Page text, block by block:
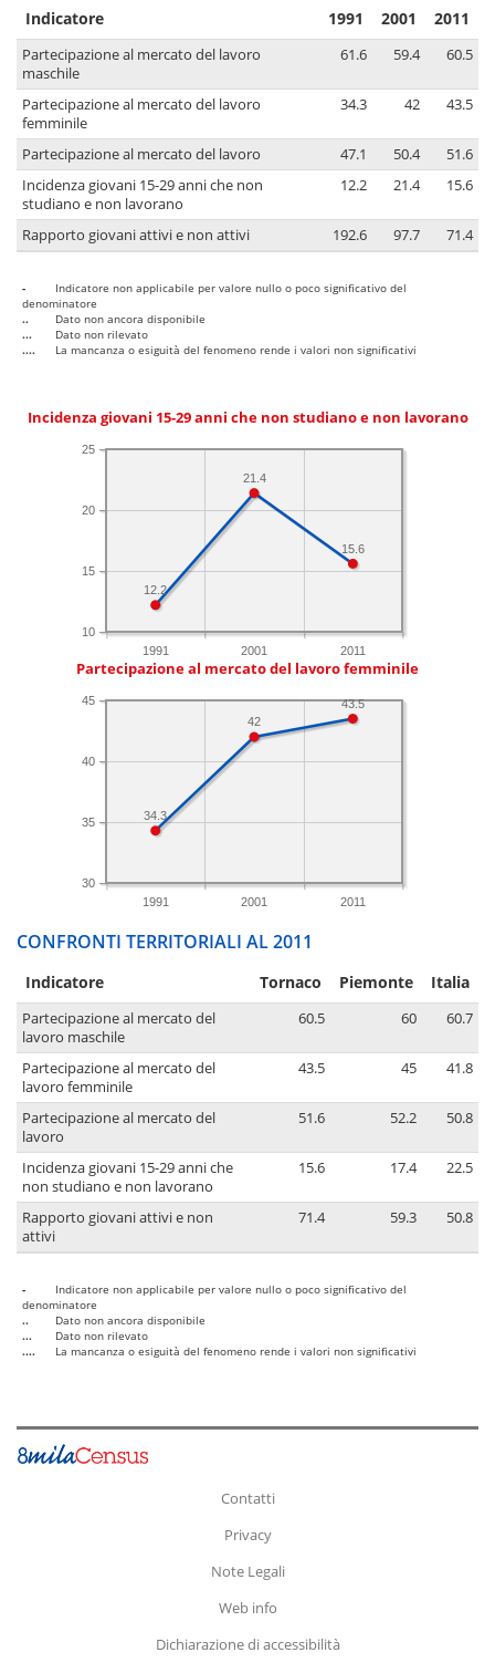
Indicatore 1991 2001 2011
Partecipazione al mercato del lavoro
maschile
61.6 59.4 60.5
Partecipazione al mercato del lavoro
femminile
34.3 42 43.5
Partecipazione al mercato del lavoro 47.1 50.4
51.6
Incidenza giovani 15-29 anni che non
studiano e non lavorano
12.2 21.4 15.6
Rapporto giovani attivi e non attivi 192.6 97.7 71.4
-
Indicatore non applicabile per valore nullo o poco significativo del
denominatore
..
Dato non ancora disponibile
...
Dato non rilevato
....
La mancanza o esiguità del fenomeno rende i valori non significativi
Incidenza giovani 15-29 anni che non studiano e non lavorano
1991 2001 2011
10
15
20
25
15.6
21.4
12.2
Partecipazione al mercato del lavoro femminile
1991 2001 2011
30
35
40
45
43.5
42
34.3
CONFRONTI TERRITORIALI AL 2011
Indicatore Tornaco Piemonte Italia
Partecipazione al mercato del
lavoro maschile
60.5 60 60.7
Partecipazione al mercato del
lavoro femminile
43.5 45 41.8
Partecipazione al mercato del
lavoro
51.6 52.2 50.8
Incidenza giovani 15-29 anni che
non studiano e non lavorano
15.6 17.4 22.5
Rapporto giovani attivi e non
attivi
71.4 59.3 50.8
-
Indicatore non applicabile per valore nullo o poco significativo del
denominatore
..
Dato non ancora disponibile
...
Dato non rilevato
....
La mancanza o esiguità del fenomeno rende i valori non significativi
Contatti
Privacy
Note Legali
Web info
Dichiarazione di accessibilità